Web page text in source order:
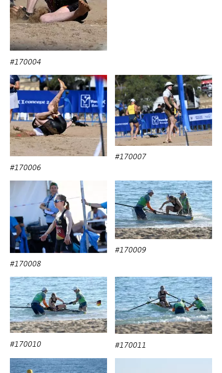
#170004
#170006
#170007
#170008
#170009
#170010 #170011